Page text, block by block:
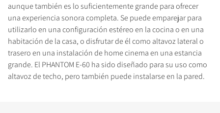
aunque también es lo suficientemente grande para ofrecer
una experiencia sonora completa. Se puede emparejar para
utilizarlo en una configuración estéreo en la cocina o en una
habitación de la casa, o disfrutar de él como altavoz lateral o
trasero en una instalación de home cinema en una estancia
grande. El PHANTOM E-60 ha sido diseñado para su uso como
altavoz de techo, pero también puede instalarse en la pared.